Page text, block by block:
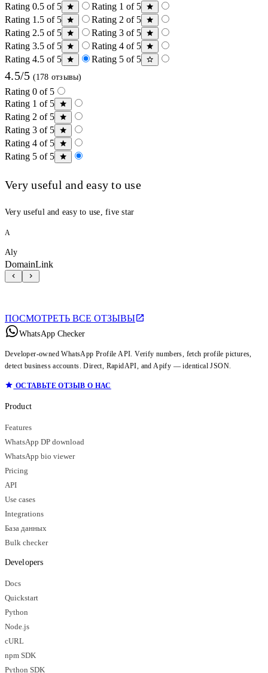
Rating 0.5 of 5
Rating 1 of 5
Rating 1.5 of 5
Rating 2 of 5
Rating 2.5 of 5
Rating 3 of 5
Rating 3.5 of 5
Rating 4 of 5
Rating 4.5 of 5
Rating 5 of 5
4.5/5 (178 отзывы)
Rating 0 of 5
Rating 1 of 5
Rating 2 of 5
Rating 3 of 5
Rating 4 of 5
Rating 5 of 5
Very useful and easy to use
Very useful and easy to use, five star
A
Aly
DomainLink
ПОСМОТРЕТЬ ВСЕ ОТЗЫВЫ
WhatsApp Checker
Developer-owned WhatsApp Profile API. Verify numbers, fetch profile pictures,
detect business accounts. Direct, RapidAPI, and Apify — identical JSON.
ОСТАВЬТЕ ОТЗЫВ О НАС
Product
Features
WhatsApp DP download
WhatsApp bio viewer
Pricing
API
Use cases
Integrations
База данных
Bulk checker
Developers
Docs
Quickstart
Python
Node.js
cURL
npm SDK
Python SDK